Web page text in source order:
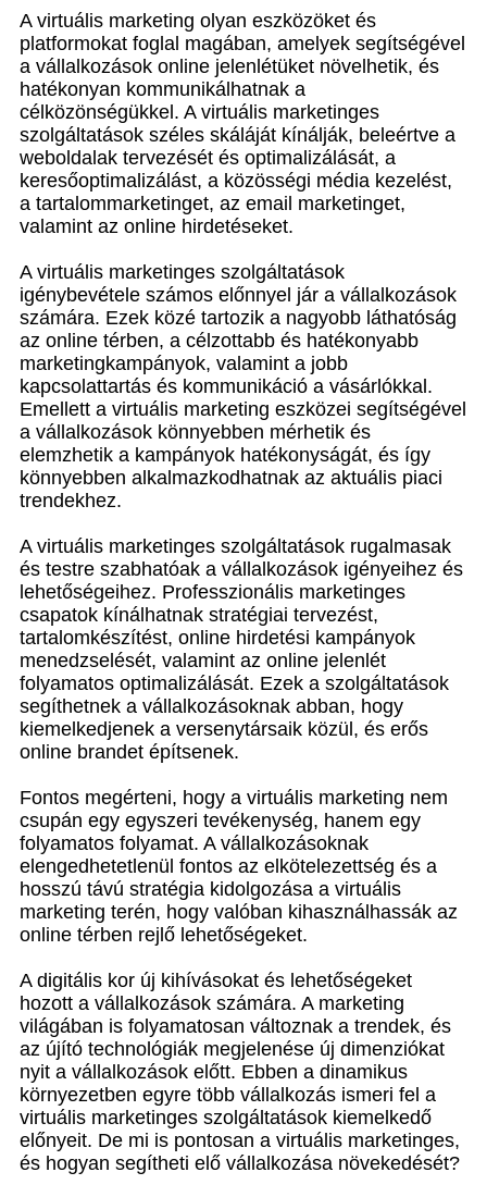
A virtuális marketing olyan eszközöket és
platformokat foglal magában, amelyek segítségével
a vállalkozások online jelenlétüket növelhetik, és
hatékonyan kommunikálhatnak a
célközönségükkel. A virtuális marketinges
szolgáltatások széles skáláját kínálják, beleértve a
weboldalak tervezését és optimalizálását, a
keresőoptimalizálást, a közösségi média kezelést,
a tartalommarketinget, az email marketinget,
valamint az online hirdetéseket.
A virtuális marketinges szolgáltatások
igénybevétele számos előnnyel jár a vállalkozások
számára. Ezek közé tartozik a nagyobb láthatóság
az online térben, a célzottabb és hatékonyabb
marketingkampányok, valamint a jobb
kapcsolattartás és kommunikáció a vásárlókkal.
Emellett a virtuális marketing eszközei segítségével
a vállalkozások könnyebben mérhetik és
elemzhetik a kampányok hatékonyságát, és így
könnyebben alkalmazkodhatnak az aktuális piaci
trendekhez.
A virtuális marketinges szolgáltatások rugalmasak
és testre szabhatóak a vállalkozások igényeihez és
lehetőségeihez. Professzionális marketinges
csapatok kínálhatnak stratégiai tervezést,
tartalomkészítést, online hirdetési kampányok
menedzselését, valamint az online jelenlét
folyamatos optimalizálását. Ezek a szolgáltatások
segíthetnek a vállalkozásoknak abban, hogy
kiemelkedjenek a versenytársaik közül, és erős
online brandet építsenek.
Fontos megérteni, hogy a virtuális marketing nem
csupán egy egyszeri tevékenység, hanem egy
folyamatos folyamat. A vállalkozásoknak
elengedhetetlenül fontos az elkötelezettség és a
hosszú távú stratégia kidolgozása a virtuális
marketing terén, hogy valóban kihasználhassák az
online térben rejlő lehetőségeket.
A digitális kor új kihívásokat és lehetőségeket
hozott a vállalkozások számára. A marketing
világában is folyamatosan változnak a trendek, és
az újító technológiák megjelenése új dimenziókat
nyit a vállalkozások előtt. Ebben a dinamikus
környezetben egyre több vállalkozás ismeri fel a
virtuális marketinges szolgáltatások kiemelkedő
előnyeit. De mi is pontosan a virtuális marketinges,
és hogyan segítheti elő vállalkozása növekedését?